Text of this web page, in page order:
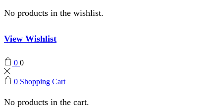
No products in the wishlist.
View Wishlist
0 0
0 Shopping Cart
No products in the cart.